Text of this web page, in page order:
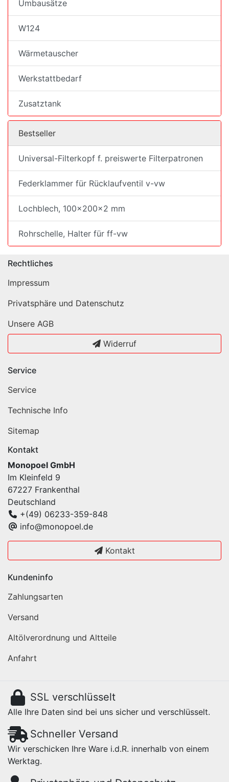
Umbausätze
W124
Wärmetauscher
Werkstattbedarf
Zusatztank
Bestseller
Universal-Filterkopf f. preiswerte Filterpatronen
Federklammer für Rücklaufventil v-vw
Lochblech, 100x200x2 mm
Rohrschelle, Halter für ff-vw
Rechtliches
Impressum
Privatsphäre und Datenschutz
Unsere AGB
Widerruf
Service
Service
Technische Info
Sitemap
Kontakt
Monopoel GmbH
Im Kleinfeld 9
67227 Frankenthal
Deutschland
+(49) 06233-359-848
info@monopoel.de
Kontakt
Kundeninfo
Zahlungsarten
Versand
Altölverordnung und Altteile
Anfahrt
SSL verschlüsselt
Alle Ihre Daten sind bei uns sicher und verschlüsselt.
Schneller Versand
Wir verschicken Ihre Ware i.d.R. innerhalb von einem
Werktag.